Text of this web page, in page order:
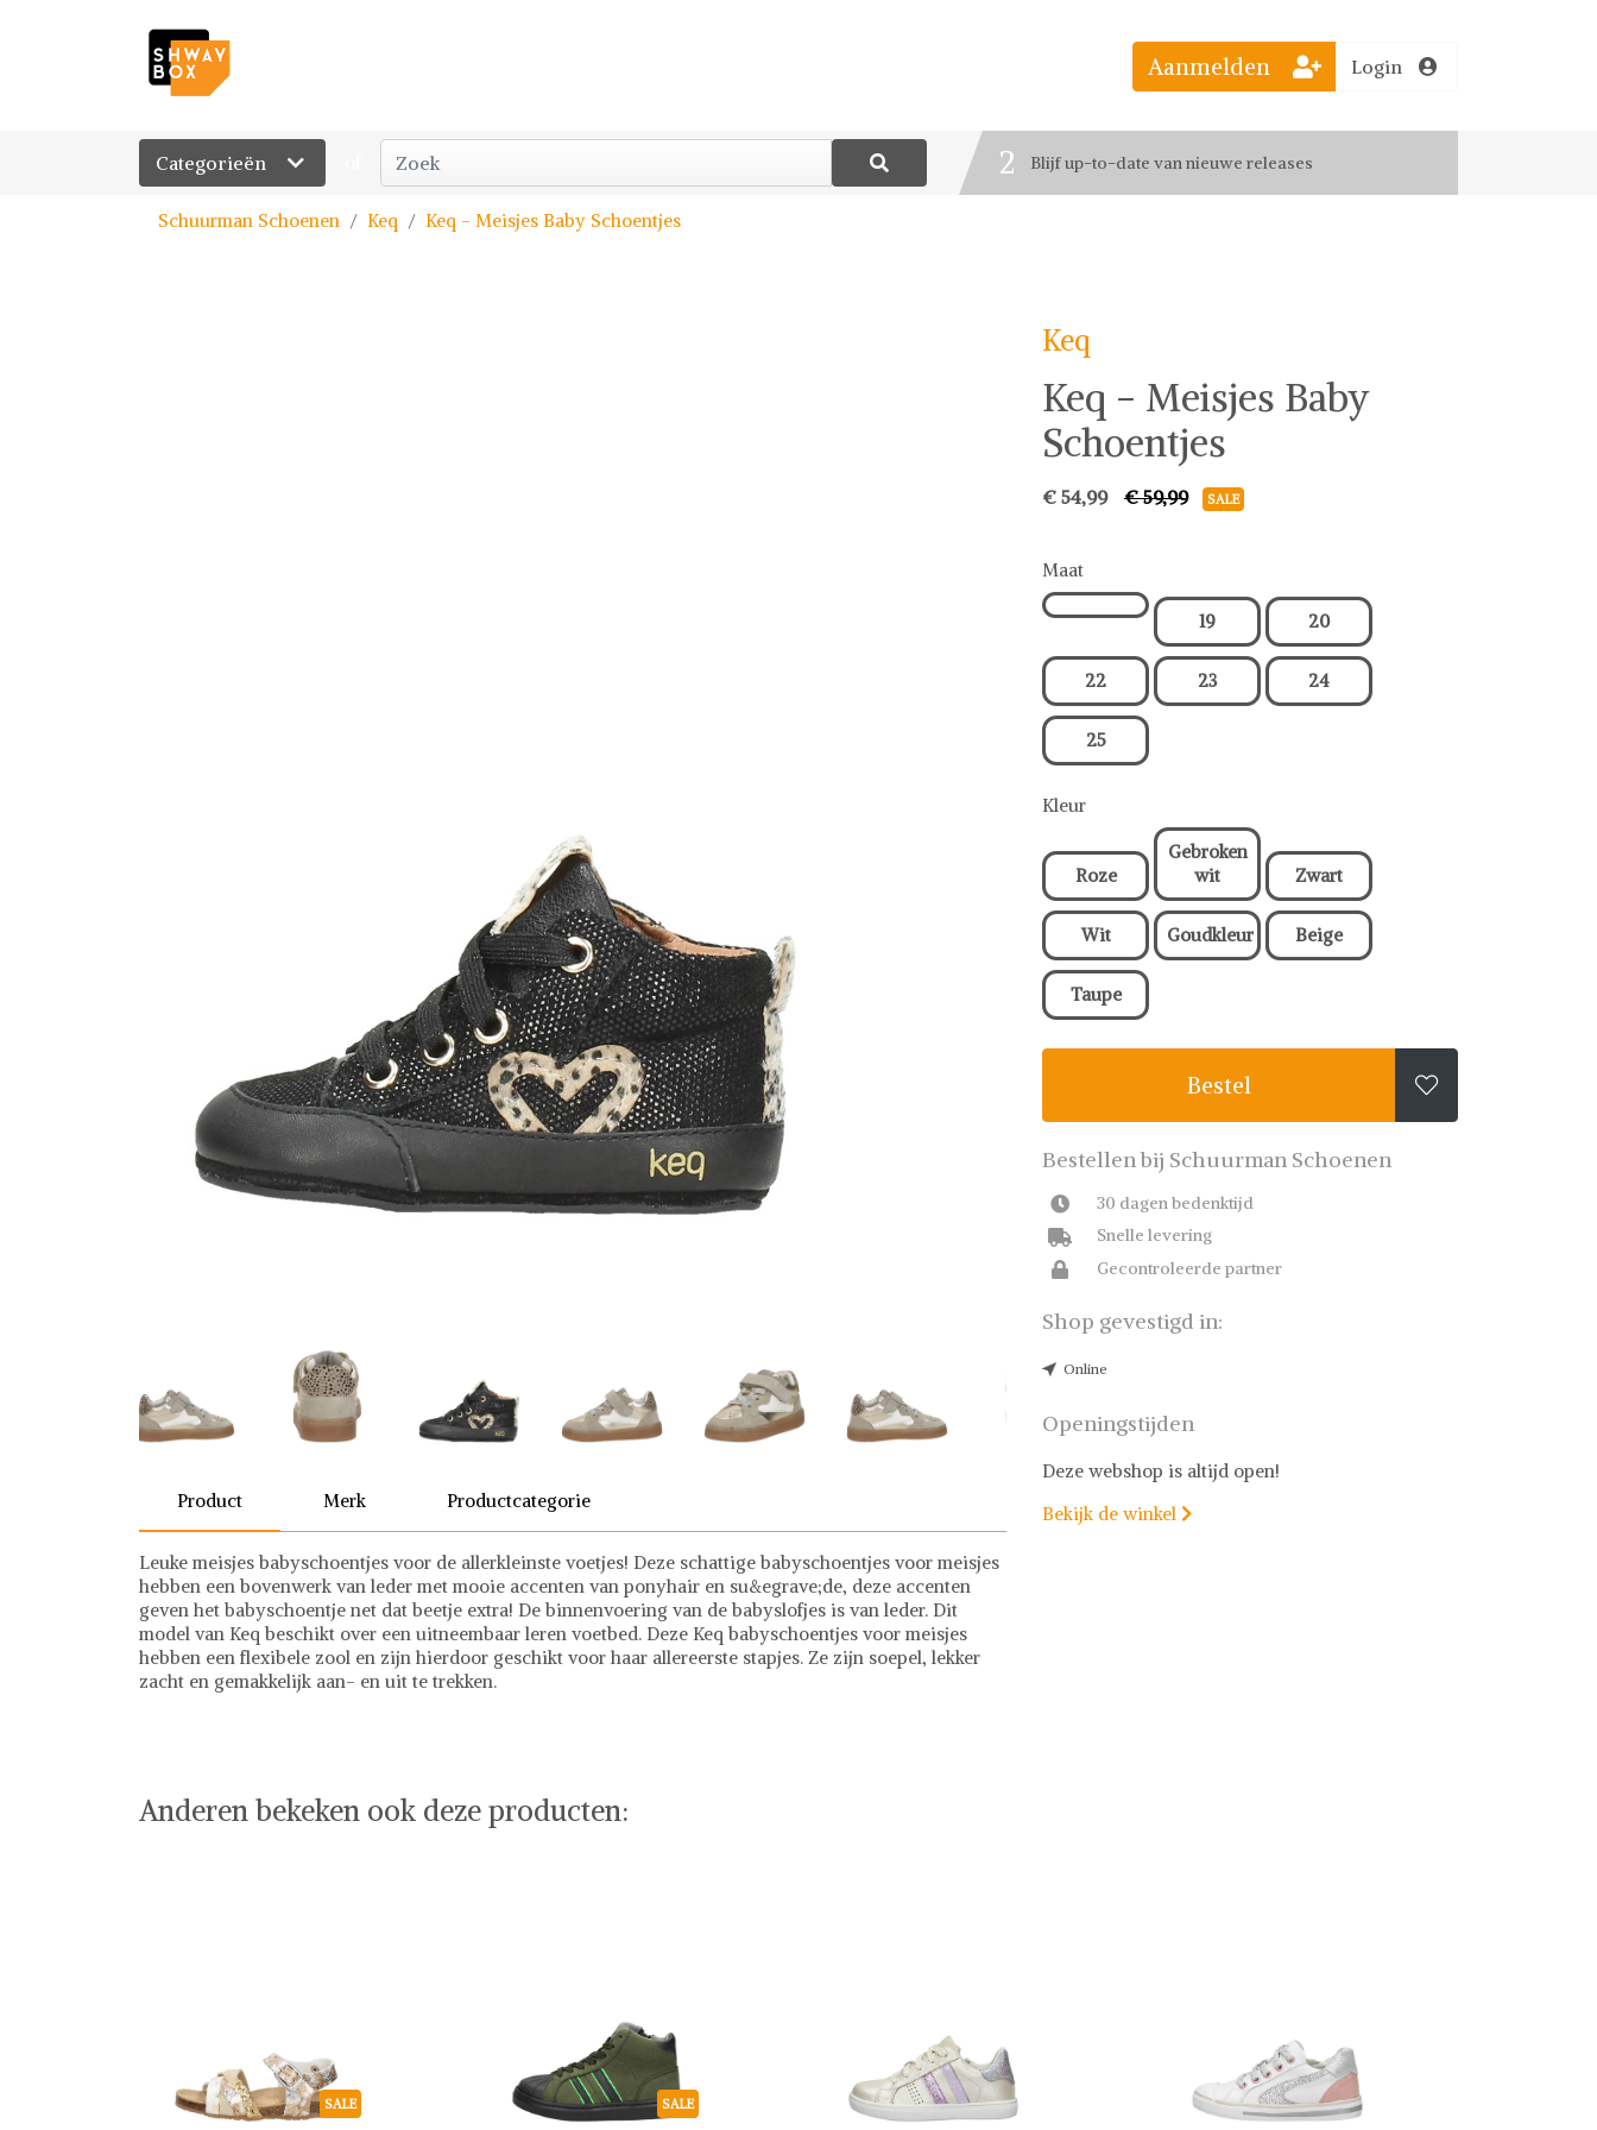
Categorieën
Bestel jouw favoriete looks
2 Blijf up-to-date van nieuwe releases
Aanmelden Login
Schuurman Schoenen Keq Keq - Meisjes Baby Schoentjes
Product Merk Productcategorie
Leuke meisjes babyschoentjes voor de allerkleinste voetjes! Deze schattige babyschoentjes voor meisjes
hebben een bovenwerk van leder met mooie accenten van ponyhair en su&egrave;de, deze accenten
geven het babyschoentje net dat beetje extra! De binnenvoering van de babyslofjes is van leder. Dit
model van Keq beschikt over een uitneembaar leren voetbed. Deze Keq babyschoentjes voor meisjes
hebben een flexibele zool en zijn hierdoor geschikt voor haar allereerste stapjes. Ze zijn soepel, lekker
zacht en gemakkelijk aan- en uit te trekken.
Keq
Keq - Meisjes Baby
Schoentjes
€ 54,99 € 59,99 SALE
Maat
19 20
22 23 24
25
Kleur
Roze
Gebroken
wit
Zwart
Wit Goudkleur Beige
Taupe
Bestel 
Bestellen bij Schuurman Schoenen
30 dagen bedenktijd
Snelle levering
Gecontroleerde partner
Shop gevestigd in:
Online
Openingstijden
Deze webshop is altijd open!
Bekijk de winkel 
Anderen bekeken ook deze producten:
SALE SALE